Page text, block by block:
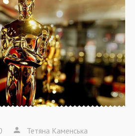
Тетяна Каменська